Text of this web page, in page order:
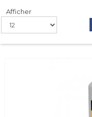
Afficher